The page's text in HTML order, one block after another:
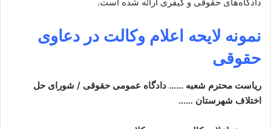
نمونه لایحه اعلام وکالت در دعاوی
حقوقی
ریاست محترم شعبه …… دادگاه عمومی حقوقی / شورای حل
اختلاف شهرستان ……